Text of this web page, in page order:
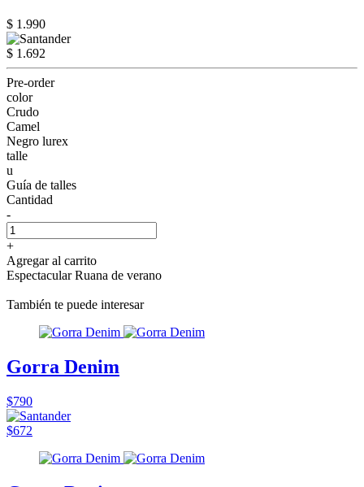
$ 1.990
$ 1.692
Pre-order
color
Crudo
Camel
Negro lurex
talle
u
Guía de talles
Cantidad
-
+
Agregar al carrito
Espectacular Ruana de verano
También te puede interesar
Gorra Denim
$790
$672